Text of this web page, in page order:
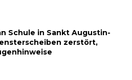
Schule in Sankt Augustin-
zerstört,